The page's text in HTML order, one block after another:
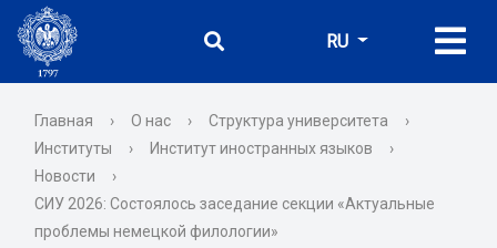
RU
Главная › О нас › Структура университета
›
Институты
› Институт иностранных языков
›
Новости
›
СИУ 2026: Состоялось заседание секции «Актуальные
проблемы немецкой филологии»